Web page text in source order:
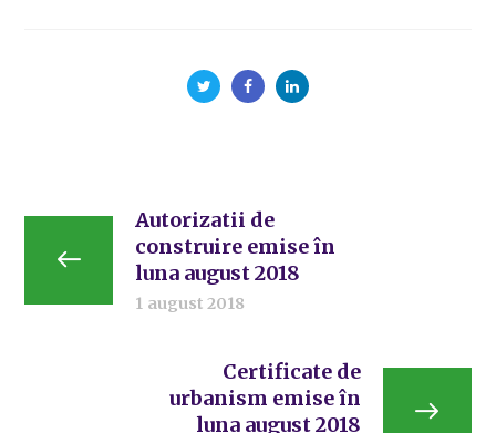
Autorizatii de
construire emise în
luna august 2018
1 august 2018
Certificate de
urbanism emise în
luna august 2018